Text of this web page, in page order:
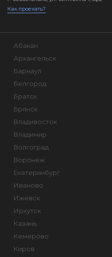
Как проехать?
Абакан
Архангельск
Барнаул
Белгород
Братск
Брянск
Владивосток
Владимир
Волгоград
Воронеж
Екатеринбург
Иваново
Ижевск
Иркутск
Казань
Кемерово
Киров